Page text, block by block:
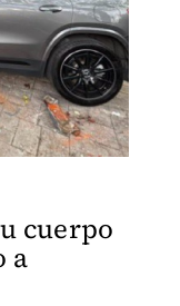
cuerpo
a